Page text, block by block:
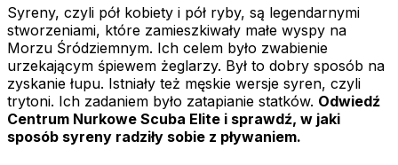
Syreny, czyli pół kobiety i pół ryby, są legendarnymi
stworzeniami, które zamieszkiwały małe wyspy na
Morzu Śródziemnym. Ich celem było zwabienie
urzekającym śpiewem żeglarzy. Był to dobry sposób na
zyskanie łupu. Istniały też męskie wersje syren, czyli
trytoni. Ich zadaniem było zatapianie statków. Odwiedź
Centrum Nurkowe Scuba Elite i sprawdź, w jaki
sposób syreny radziły sobie z pływaniem.